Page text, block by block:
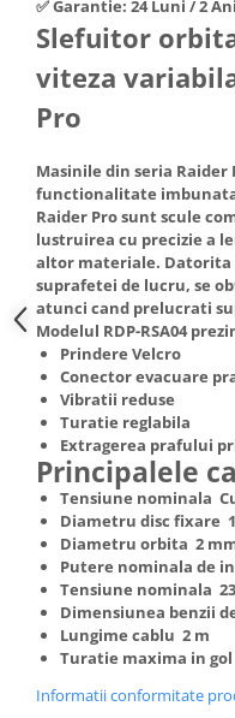
Nivela de masurat
Pistoale de impact
Pistoale de vopsit
Prelungitoare
Polizoare electrice de
unghiulare
Rindele si freze pentru
Redresoare auto - roboti
pornire
Suflante cu aer cald
Scari metalice
Strungurii
Scule cu acumulator
Scule pentru electricieni
Truse de scule
Truse de lipit PPR
Ventuze cu brate pentru
Vibratoare beton
Hote Telescopice
Hote Traditionale
Hote Incorporabile
Hote Country
Hote Cupolare
Accesorii, consumabile
Masini de tocat carne
Masini de carnati (
Masini de spalat vase
Masini de spalat vase
Masini de spalat vase
independente
Masini de spalat rufe
Masini de spalat rufe
Masini de spalat rufe
Masini de spalat rufe
Masini de spalat rufe cu
Uscatoare de rufe
Masini de facut paine
Pachete electrocasnice
incorporabile
✅ Garantie: 24 Luni / 2
Slefuitor
viteza
Pro
Masinile din seria
functionalitate
Raider Pro sunt scule
lustruirea cu precizie a
altor materiale.
suprafetei de lucru, se
atunci cand prelucrati
Modelul RDP-RSA04
Prindere Velcro
Conector evacuare
Vibratii reduse
Turatie reglabila
Extragerea prafului
Principalele
Tensiune nominala
Diametru disc fixare
Diametru orbita 2
Putere nominala de
Tensiune nominala
Dimensiunea benzii
Lungime cablu 2 m
Turatie maxima in gol
Informatii conformitate